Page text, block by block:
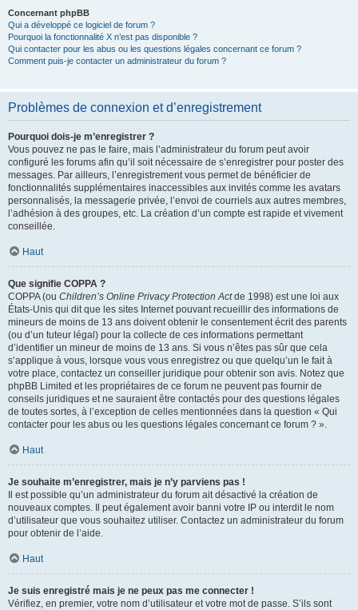
Concernant phpBB
Qui a développé ce logiciel de forum ?
Pourquoi la fonctionnalité X n’est pas disponible ?
Qui contacter pour les abus ou les questions légales concernant ce forum ?
Comment puis-je contacter un administrateur du forum ?
Problèmes de connexion et d’enregistrement
Pourquoi dois-je m’enregistrer ?
Vous pouvez ne pas le faire, mais l’administrateur du forum peut avoir
configuré les forums afin qu’il soit nécessaire de s’enregistrer pour poster des
messages. Par ailleurs, l’enregistrement vous permet de bénéficier de
fonctionnalités supplémentaires inaccessibles aux invités comme les avatars
personnalisés, la messagerie privée, l’envoi de courriels aux autres membres,
l’adhésion à des groupes, etc. La création d’un compte est rapide et vivement
conseillée.
Haut
Que signifie COPPA ?
COPPA (ou Children’s Online Privacy Protection Actde 1998) est une loi aux
États-Unis qui dit que les sites Internet pouvant recueillir des informations de
mineurs de moins de 13 ans doivent obtenir le consentement écrit des parents
(ou d’un tuteur légal) pour la collecte de ces informations permettant
d’identifier un mineur de moins de 13 ans. Si vous n’êtes pas sûr que cela
s’applique à vous, lorsque vous vous enregistrez ou que quelqu’un le fait à
votre place, contactez un conseiller juridique pour obtenir son avis. Notez que
phpBB Limited et les propriétaires de ce forum ne peuvent pas fournir de
conseils juridiques et ne sauraient être contactés pour des questions légales
de toutes sortes, à l’exception de celles mentionnées dans la question « Qui
contacter pour les abus ou les questions légales concernant ce forum ? ».
Haut
Je souhaite m’enregistrer, mais je n’y parviens pas !
Il est possible qu’un administrateur du forum ait désactivé la création de
nouveaux comptes. Il peut également avoir banni votre IP ou interdit le nom
d’utilisateur que vous souhaitez utiliser. Contactez un administrateur du forum
pour obtenir de l’aide.
Haut
Je suis enregistré mais je ne peux pas me connecter !
Vérifiez, en premier, votre nom d’utilisateur et votre mot de passe. S’ils sont